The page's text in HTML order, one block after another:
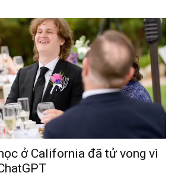
ở California đã tử vong vì